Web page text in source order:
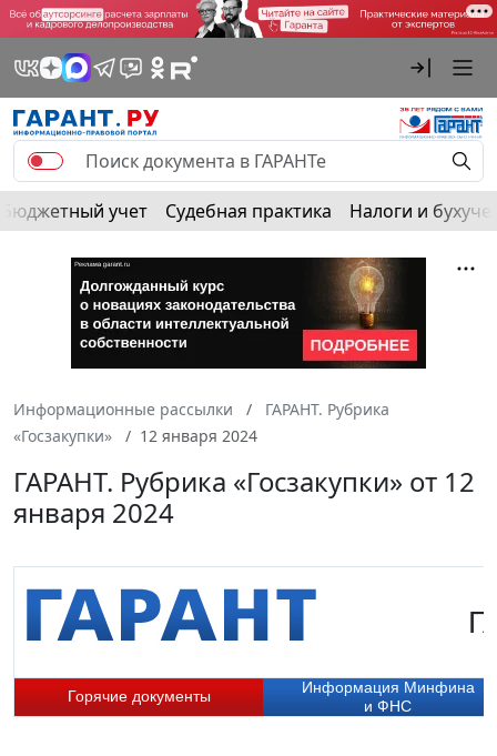
Бюджетный учет Судебная практика Налоги и
Информационные рассылки
ГАРАНТ. Рубрика
«Госзакупки»
12 января 2024
ГАРАНТ. Рубрика «Госзакупки» от 12
января 2024
Горячие документы
Информация Минфина
и ФНС